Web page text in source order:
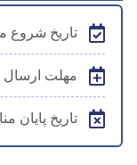
تاریخ شروع
مهلت ارسال پاکت:
تاریخ پایان مناقصه: